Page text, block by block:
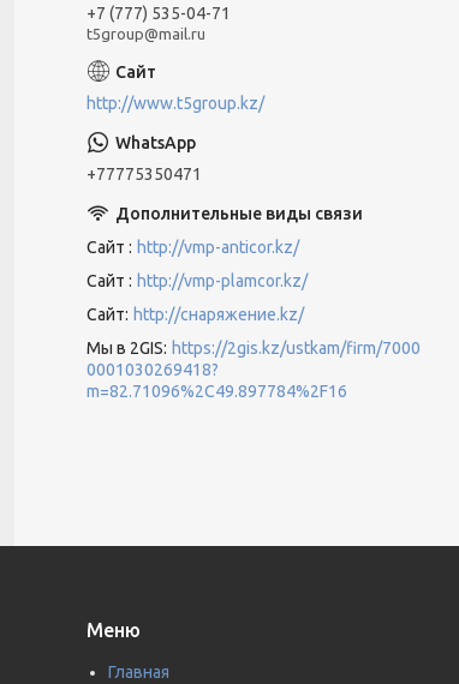
+7 (777) 535-04-71
t5group@mail.ru
http://www.t5group.kz/
+77775350471
Сайт
http://vmp-anticor.kz/
Сайт
http://vmp-plamcor.kz/
Сайт
http://снаряжение.kz/
Мы в 2GIS
https://2gis.kz/ustkam/firm/7000
0001030269418?
m=82.71096%2C49.897784%2F16
Меню
Главная